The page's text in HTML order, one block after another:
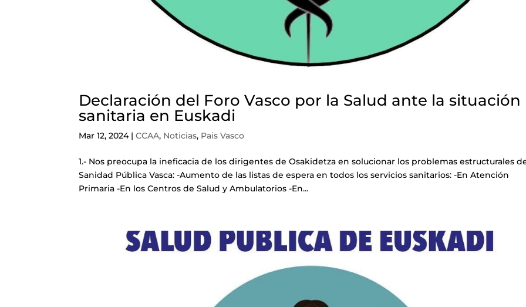
Declaración del Foro Vasco por la Salud ante la situación
sanitaria en Euskadi
Mar 12, 2024|CCAA, Noticias, Pais Vasco
1.- Nos preocupa la ineficacia de los dirigentes de Osakidetza en solucionar los problemas estructurales
Sanidad Pública Vasca: -Aumento de las listas de espera en todos los servicios sanitarios: -En Atención
Primaria -En los Centros de Salud y Ambulatorios -En...